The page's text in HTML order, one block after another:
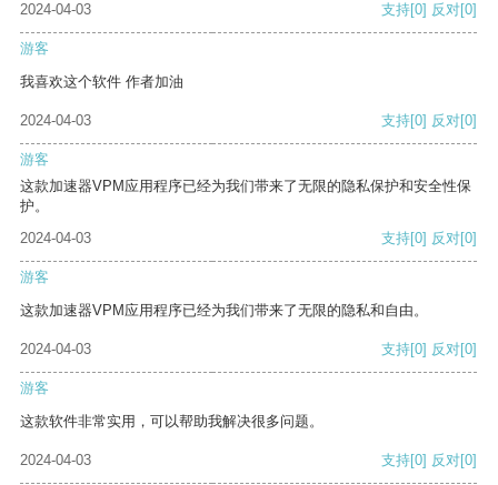
2024-04-03
支持[0] 反对[0]
游客
我喜欢这个软件 作者加油
2024-04-03 支持[0] 反对[0]
游客
这款加速器VPM应用程序已经为我们带来了无限的隐私保护和安全性保
护。
2024-04-03
支持[0] 反对[0]
游客
这款加速器VPM应用程序已经为我们带来了无限的隐私和自由。
2024-04-03 支持[0] 反对[0]
游客
这款软件非常实用，可以帮助我解决很多问题。
2024-04-03 支持[0] 反对[0]